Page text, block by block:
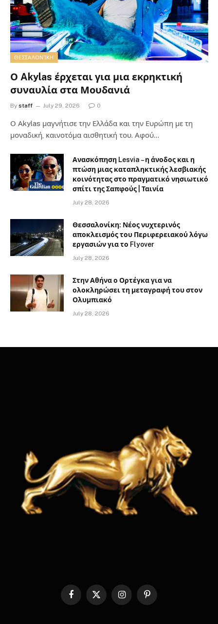
ΘΕΣΣΑΛΟΝΊΚΗ
Ο Akylas έρχεται για μια εκρηκτική
συναυλία στα Μουδανιά
By staff July 29, 2026 0
Ο Αkylas μαγνήτισε την Ελλάδα και την Ευρώπη με τη
μοναδική, καινοτόμα αισθητική του. Αφού…
Ανασκόπηση Lesvia – η άνοδος και η
πτώση μιας καταπληκτικής λεσβιακής
κοινότητας στο πραγματικό νησιωτικό
σπίτι της Σαπφούς | Ταινία
July 28, 2026
Θεσσαλονίκη: Νέος νυχτερινός
αποκλεισμός του Περιφερειακού λόγω
εργασιών για το Flyover
July 28, 2026
Στην Αθήνα ο Ορτέγκα για να
ολοκληρώσει τη μεταγραφή του στον
Ολυμπιακό
July 28, 2026
Facebook
X
InstagramPinterest